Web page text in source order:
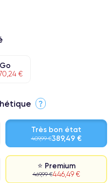
€
?
Très bon état
409,99 €389,49 €
⭐ Premium
469,99 €446,49 €